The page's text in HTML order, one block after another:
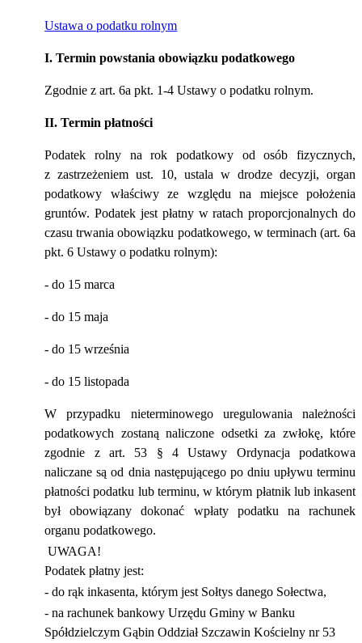
Ustawa o podatku rolnym
I. Termin powstania obowiązku podatkowego
Zgodnie z art. 6a pkt. 1-4 Ustawy o podatku rolnym.
II. Termin płatności
Podatek rolny na rok podatkowy od osób fizycznych,
z zastrzeżeniem ust. 10, ustala w drodze decyzji, organ
podatkowy właściwy ze względu na miejsce położenia
gruntów. Podatek jest płatny w ratach proporcjonalnych do
czasu trwania obowiązku podatkowego, w terminach (art. 6a
pkt. 6 Ustawy o podatku rolnym):
- do 15 marca
- do 15 maja
- do 15 września
- do 15 listopada
W przypadku nieterminowego uregulowania należności
podatkowych zostaną naliczone odsetki za zwłokę, które
zgodnie z art. 53 § 4 Ustawy Ordynacja podatkowa
naliczane są od dnia następującego po dniu upływu terminu
płatności podatku lub terminu, w którym płatnik lub inkasent
był obowiązany dokonać wpłaty podatku na rachunek
organu podatkowego.
UWAGA!
Podatek płatny jest:
- do rąk inkasenta, którym jest Sołtys danego Sołectwa,
- na rachunek bankowy Urzędu Gminy w Banku
Spółdzielczym Gąbin Oddział Szczawin Kościelny nr 53